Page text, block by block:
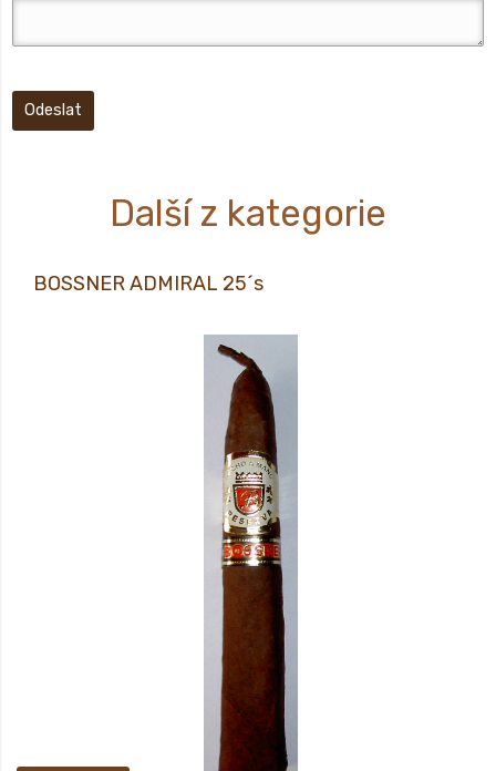
Odeslat
Další z kategorie
BOSSNER ADMIRAL 25´s
Prodej pouze osobám starších 18-ti let!